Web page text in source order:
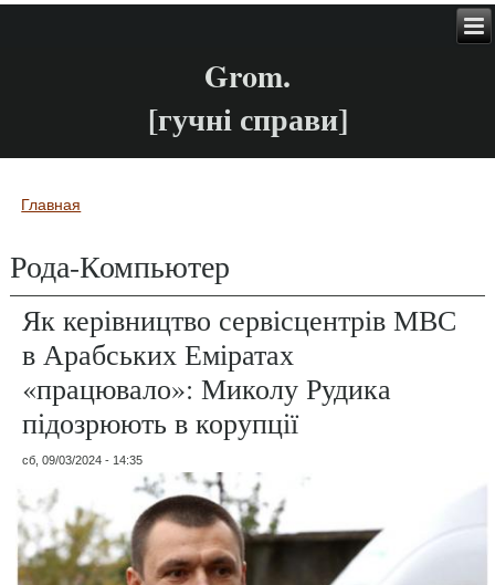
Grom.
[гучні справи]
Вы здесь
Главная
Рода-Компьютер
Як керівництво сервісцентрів МВС
в Арабських Еміратах
«працювало»: Миколу Рудика
підозрюють в корупції
сб, 09/03/2024 - 14:35